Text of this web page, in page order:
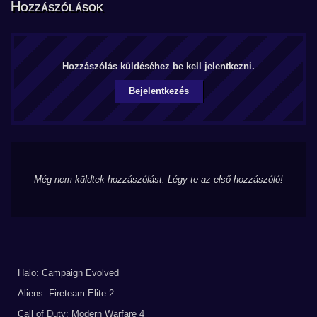
Hozzászólások
Hozzászólás küldéséhez be kell jelentkezni.
Bejelentkezés
Még nem küldtek hozzászólást. Légy te az első hozzászóló!
Halo: Campaign Evolved
Aliens: Fireteam Elite 2
Call of Duty: Modern Warfare 4